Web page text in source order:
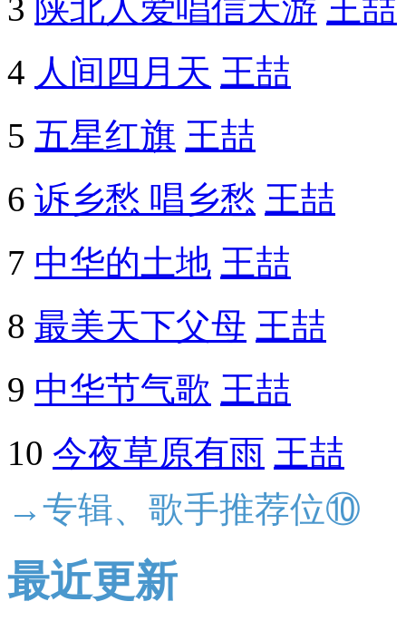
3 陕北人爱唱信天游 王喆
4 人间四月天 王喆
5 五星红旗 王喆
6 诉乡愁 唱乡愁 王喆
7 中华的土地 王喆
8 最美天下父母 王喆
9 中华节气歌 王喆
10 今夜草原有雨 王喆
→专辑、歌手推荐位⑩
最近更新